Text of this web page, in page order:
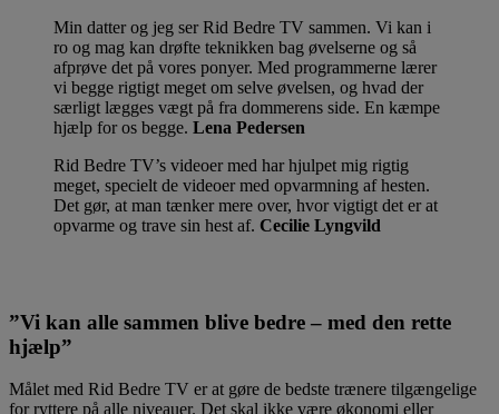
Min datter og jeg ser Rid Bedre TV sammen. Vi kan i
ro og mag kan drøfte teknikken bag øvelserne og så
afprøve det på vores ponyer. Med programmerne lærer
vi begge rigtigt meget om selve øvelsen, og hvad der
særligt lægges vægt på fra dommerens side. En kæmpe
hjælp for os begge. Lena Pedersen
Rid Bedre TV’s videoer med har hjulpet mig rigtig
meget, specielt de videoer med opvarmning af hesten.
Det gør, at man tænker mere over, hvor vigtigt det er at
opvarme og trave sin hest af. Cecilie Lyngvild
”Vi kan alle sammen blive bedre – med den rette
hjælp”
Målet med Rid Bedre TV er at gøre de bedste trænere tilgængelige
for ryttere på alle niveauer. Det skal ikke være økonomi eller